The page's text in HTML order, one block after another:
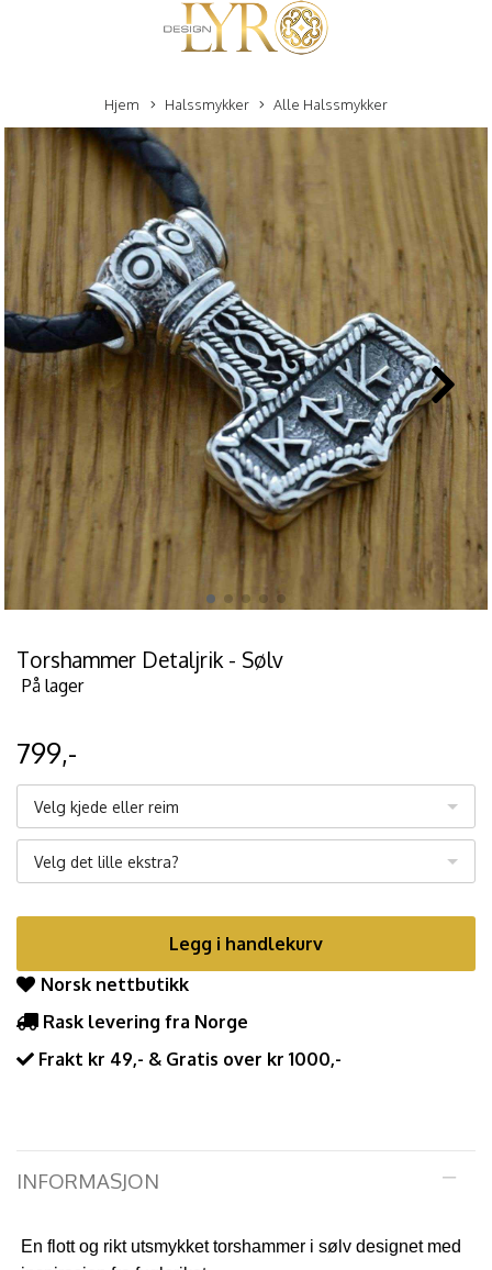
Hjem Halssmykker Alle Halssmykker
Torshammer Detaljrik - Sølv
På lager
799,-
Velg kjede eller reim
Velg det lille ekstra?
Legg i handlekurv
Norsk nettbutikk
Rask levering fra Norge
Frakt kr 49,- & Gratis over kr 1000,-
INFORMASJON
En flott og rikt utsmykket torshammer i sølv designet med